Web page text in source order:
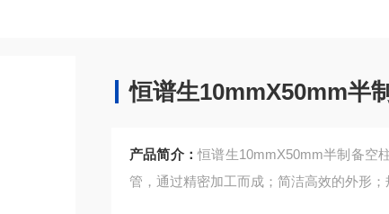
恒谱生10mmX50mm半
产品简介：恒谱生10mmX50mm半制备空
管，通过精密加工而成；简洁高效的外形